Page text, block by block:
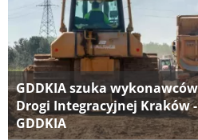
GDDKIA szuka
Drogi Integracyjnej Kraków
GDDKIA